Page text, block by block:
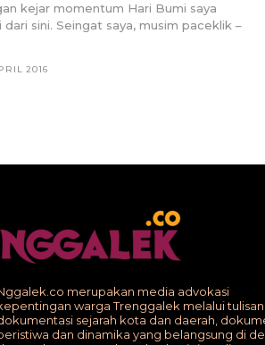
kejar momentum Hari Bumi saya
dari sini. Seingat saya, musim paceklik –
2016
merupakan media advokasi
warga Trenggalek melalui
sejarah kota dan daerah,
dan dinamika yang belangsung di